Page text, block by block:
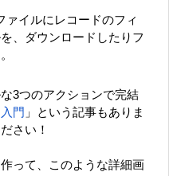
ァイルにレコードのフィ
、ダウンロードしたりフ
3つのアクションで完結
門 」という記事もありま
さい！
って、このような詳細画